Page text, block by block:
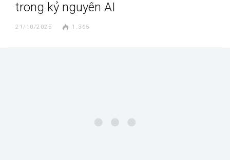
trong kỷ nguyên AI
21/10/2025 1.365